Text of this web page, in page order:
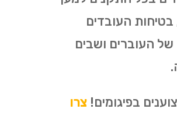
העובדים
העוברים ושבים
בפיגומים! צרו